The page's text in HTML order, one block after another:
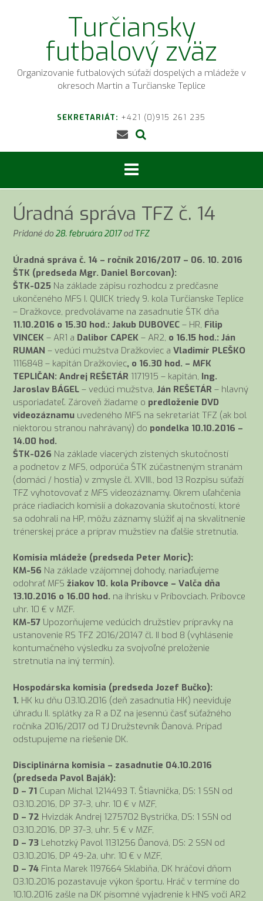
Turčiansky
futbalový zväz
Organizovanie futbalových súťaží dospelých a mládeže v
okresoch Martin a Turčianske Teplice
SEKRETARIÁT: +421 (0)915 261 235
Úradná správa TFZ č. 14
Pridané do28. februára 2017od TFZ
Úradná správa č. 14 – ročník 2016/2017 – 06. 10. 2016
ŠTK (predseda Mgr. Daniel Borcovan):
ŠTK-025 Na základe zápisu rozhodcu z predčasne
ukončeného MFS I. QUICK triedy 9. kola Turčianske Teplice
– Dražkovce, predvolávame na zasadnutie ŠTK dňa
11.10.2016 o 15.30 hod.: Jakub DUBOVEC – HR, Filip
VINCEK – AR1 a Dalibor CAPEK – AR2, o 16.15 hod.: Ján
RUMAN – vedúci mužstva Dražkoviec a Vladimír PLEŠKO
1116848 – kapitán Dražkoviec, o 16.30 hod. – MFK
TEPLIČAN: Andrej REŠETÁR 1171915 – kapitán, Ing.
Jaroslav BÁGEL – vedúci mužstva, Ján REŠETÁR – hlavný
usporiadateľ. Zároveň žiadame o predloženie DVD
videozáznamu uvedeného MFS na sekretariát TFZ (ak bol
niektorou stranou nahrávaný) do pondelka 10.10.2016 –
14.00 hod.
ŠTK-026 Na základe viacerých zistených skutočností
a podnetov z MFS, odporúča ŠTK zúčastneným stranám
(domáci / hostia) v zmysle čl. XVIII., bod 13 Rozpisu súťaží
TFZ vyhotovovať z MFS videozáznamy. Okrem uľahčenia
práce riadiacich komisií a dokazovania skutočností, ktoré
sa odohrali na HP, môžu záznamy slúžiť aj na skvalitnenie
trénerskej práce a príprav mužstiev na ďalšie stretnutia.
Komisia mládeže (predseda Peter Moric):
KM-56 Na základe vzájomnej dohody, nariaďujeme
odohrať MFS žiakov 10. kola Príbovce – Valča dňa
13.10.2016 o 16.00 hod. na ihrisku v Príbovciach. Príbovce
uhr. 10 € v MZF.
KM-57 Upozorňujeme vedúcich družstiev prípravky na
ustanovenie RS TFZ 2016/20147 čl. II bod 8 (vyhlásenie
kontumačného výsledku za svojvoľné preloženie
stretnutia na iný termín).
Hospodárska komisia (predseda Jozef Bučko):
1. HK ku dňu 03.10.2016 (deň zasadnutia HK) neeviduje
úhradu II. splátky za R a DZ na jesennú časť súťažného
ročníka 2016/2017 od TJ Družstevník Ďanová. Prípad
odstupujeme na riešenie DK.
Disciplinárna komisia – zasadnutie 04.10.2016
(predseda Pavol Baják):
D – 71 Cupan Michal 1214493 T. Štiavnička, DS: 1 SSN od
03.10.2016, DP 37-3, uhr. 10 € v MZF,
D – 72 Hvizdák Andrej 1275702 Bystrička, DS: 1 SSN od
03.10.2016, DP 37-3, uhr. 5 € v MZF,
D – 73 Lehotzký Pavol 1131256 Ďanová, DS: 2 SSN od
03.10.2016, DP 49-2a, uhr. 10 € v MZF,
D – 74 Finta Marek 1197664 Sklabiňa, DK hráčovi dňom
03.10.2016 pozastavuje výkon športu. Hráč v termíne do
10.10.2016 zašle na DK písomné vyjadrenie k HNS voči AR2